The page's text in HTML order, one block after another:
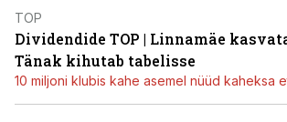
TOP
Dividendide TOP | Linnamäe
Tänak kihutab tabelisse
10 miljoni klubis kahe asemel nüüd kaheksa